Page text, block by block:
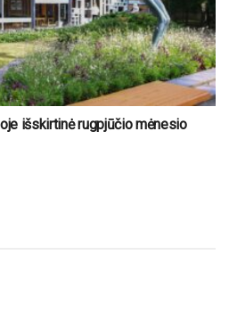
išskirtinė rugpjūčio mėnesio